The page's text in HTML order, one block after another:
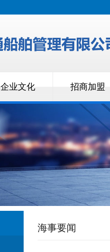
企业文化 招商加盟
海事要闻